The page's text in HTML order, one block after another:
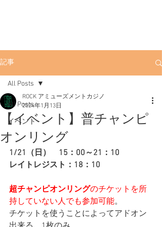
記事
All Posts
イベント
All Posts
【イベント】普チャンピ
オンリング
ROCK アミューズメントカジノ
2024年1月13日
1/21（日）　15：00～21：10
レイトレジスト：18：10
超チャンピオンリングのチケットを所
持していない人でも参加可能。
チケットを使うことによってアドオン